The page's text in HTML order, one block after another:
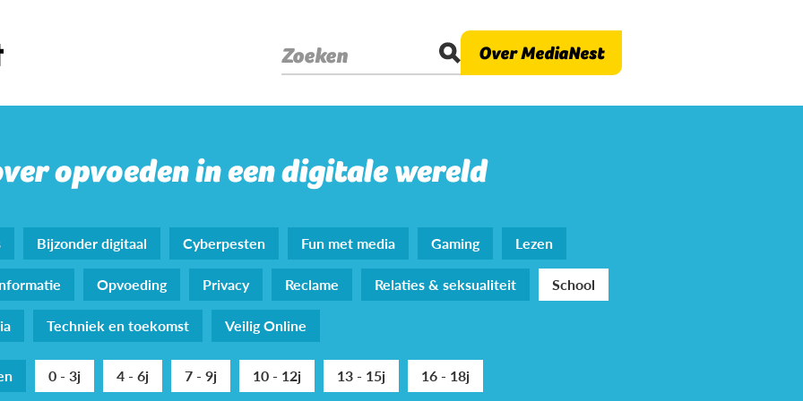
Zoeken Over MediaNest
opvoeden in een digitale wereld
Bijzonder digitaal Cyberpesten Fun met media Gaming
Lezen
Opvoeding Privacy Reclame Relaties & seksualiteit
School
Techniek en toekomst Veilig Online
0 - 3j 4 - 6j 7 - 9j 10 - 12j 13 - 15j 16 - 18j